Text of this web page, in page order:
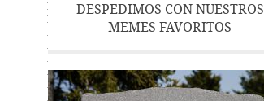
DESPEDIMOS CON NUESTROS
MEMES FAVORITOS